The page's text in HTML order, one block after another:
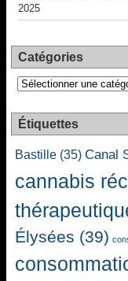
2025
Catégories
Catégories
Étiquettes
Bastille (35) Canal
cannabis
Élysées (39)